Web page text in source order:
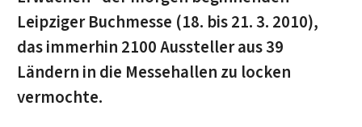
Leipziger Buchmesse (18. bis 21. 3. 2010),
das immerhin 2100 Aussteller aus 39
Ländern in die Messehallen zu locken
vermochte.